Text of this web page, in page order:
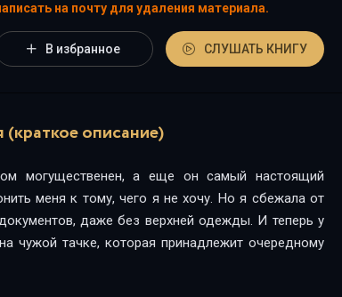
на почту для удаления материала.
В избранное СЛУШАТЬ КНИГУ
описание)
могущественен, а еще он самый настоящий
меня к тому, чего я не хочу. Но я сбежала от
даже без верхней одежды. И теперь у
чужой тачке, которая принадлежит очередному